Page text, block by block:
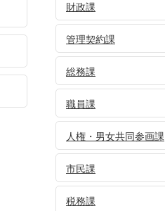
財政課
管理契約課
総務課
職員課
人権・男女共同参画課
市民課
税務課